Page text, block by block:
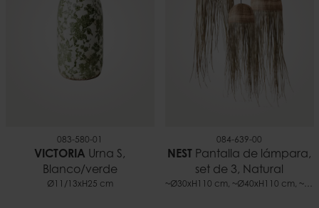
083-580-01
VICTORIA Urna S,
Blanco/verde
Ø11/13xH25 cm
084-639-00
NEST
Pantalla de lámpara,
set de 3, Natural
~Ø30xH110 cm, ~Ø40xH110 cm, ~Ø50xH110 cm